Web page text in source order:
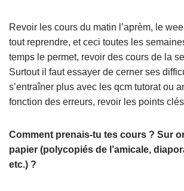
Revoir les cours du matin l’aprèm, le
tout reprendre, et ceci toutes les
temps le permet, revoir des cours de la
Surtout il faut essayer de cerner ses
s’entraîner plus avec les qcm tutorat ou
fonction des erreurs, revoir les points
Comment prenais-tu tes cours ? Sur
papier (polycopiés de l’amicale,
etc.) ?